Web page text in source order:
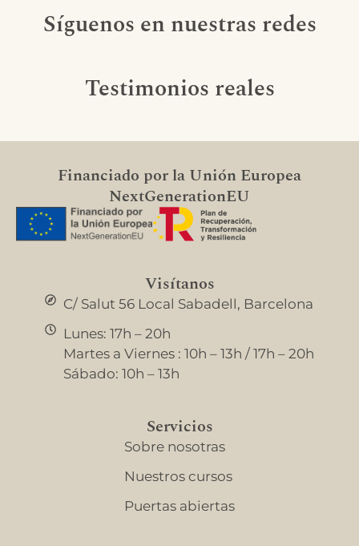
Síguenos en nuestras redes
Testimonios reales
Financiado por la Unión Europea
NextGenerationEU
Visítanos
C/ Salut 56 Local Sabadell, Barcelona
Lunes: 17h – 20h
Martes a Viernes : 10h – 13h / 17h – 20h
Sábado: 10h – 13h
Servicios
Sobre nosotras
Nuestros cursos
Puertas abiertas